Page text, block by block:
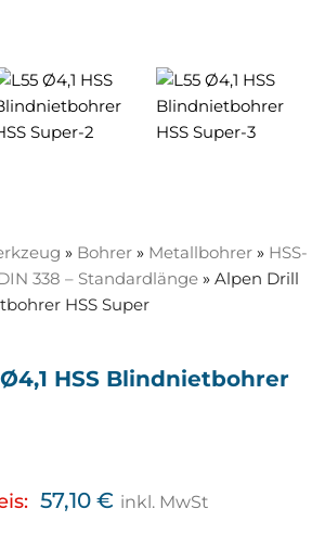
» Bohrer » Metallbohrer » HSS-
338 – Standardlänge » Alpen Drill
HSS Super
HSS Blindnietbohrer
57,10 € inkl. MwSt